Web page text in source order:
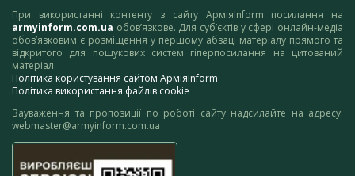
При використанні контенту з сайту АрміяInform посилання на
armyinform.com.ua обов’язкове. Для суб’єктів у сфері онлайн-медіа
обов’язковим є розміщення у першому абзаці матеріалу прямого та
відкритого для пошукових систем гіперпосилання на цитований
матеріал.
Політика користування сайтом АрміяInform
Політика використання файлів cookie
Зауваження та пропозиції по роботі сайту надсилайте на адресу:
webmaster@armyinform.com.ua